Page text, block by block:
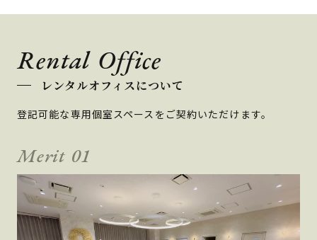
Rental Office
レンタルオフィスについて
登記可能な専用個室スペースをご契約いただけます。
Merit 01